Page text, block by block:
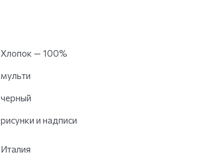
Хлопок — 100%
мульти
черный
рисунки и надписи
Италия